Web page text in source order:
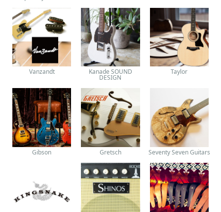
Vanzandt Kanade SOUND
DESIGN
Taylor
Gibson Gretsch Seventy Seven Guitars